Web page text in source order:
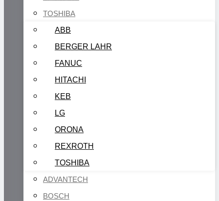
TOSHIBA
ABB
BERGER LAHR
FANUC
HITACHI
KEB
LG
ORONA
REXROTH
TOSHIBA
ADVANTECH
BOSCH